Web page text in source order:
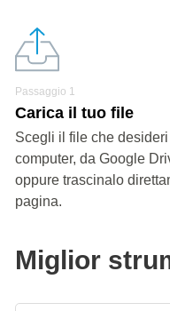
Passaggio 1
Carica il tuo file
Scegli il file che
computer, da Google
oppure trascinalo
pagina.
Miglior